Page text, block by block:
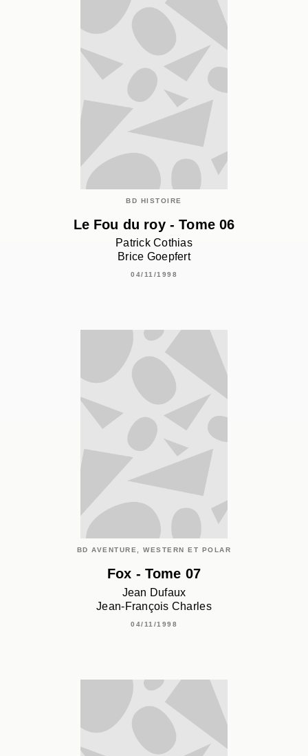
BD HISTOIRE
Le Fou du roy - Tome 06
Patrick Cothias
Brice Goepfert
04/11/1998
BD AVENTURE, WESTERN ET POLAR
Fox - Tome 07
Jean Dufaux
Jean-François Charles
04/11/1998